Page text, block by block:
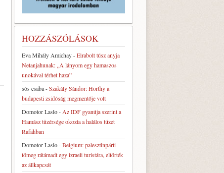
HOZZÁSZÓLÁSOK
Eva Mihály Amichay-Elrabolt túsz anyja
Netanjahunak: „A lányom egy hamaszos
unokával térhet haza”
sós csaba-Szakály Sándor: Horthy a
budapesti zsidóság megmentője volt
Domotor Laslo- Az IDF gyanúja szerint a
Hamász tüzérsége okozta a halálos tüzet
Rafahban
Domotor Laslo-Belgium: palesztinpárti
tömeg rátámadt egy izraeli turistára, eltörték
az állkapcsát